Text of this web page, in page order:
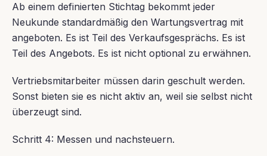
Ab einem definierten Stichtag bekommt jeder
Neukunde standardmäßig den Wartungsvertrag mit
angeboten. Es ist Teil des Verkaufsgesprächs. Es ist
Teil des Angebots. Es ist nicht optional zu erwähnen.
Vertriebsmitarbeiter müssen darin geschult werden.
Sonst bieten sie es nicht aktiv an, weil sie selbst nicht
überzeugt sind.
Schritt 4: Messen und nachsteuern.